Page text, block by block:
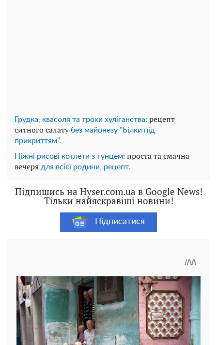
Грудка, квасоля та трохи хуліганства: рецепт
ситного салату без майонезу "Білки під
прикриттям".
Ніжні рисові котлети з тунцем: проста та смачна
вечеря для всієї родини, рецепт.
Підпишись на Hyser.com.ua в Google News!
Тільки найяскравіші новини!
Підписатися